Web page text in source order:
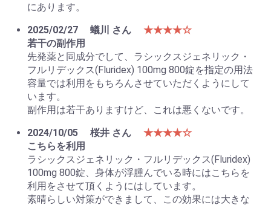
にあります。
2025/02/27
蟻川 さん
★★★★☆
若干の副作用
先発薬と同成分でして、ラシックスジェネリック・
フルリデックス(Fluridex) 100mg 800錠を指定の用法
容量では利用をもちろんさせていただくようにして
います。
副作用は若干ありますけど、これは悪くないです。
2024/10/05
桜井 さん
★★★★☆
こちらを利用
ラシックスジェネリック・フルリデックス(Fluridex)
100mg 800錠、身体が浮腫んでいる時にはこちらを
利用をさせて頂くようにはしています。
素晴らしい対策ができまして、この効果には大きな